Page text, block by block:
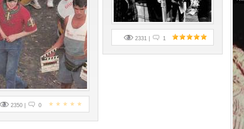
2350 | 0
2331 | 1